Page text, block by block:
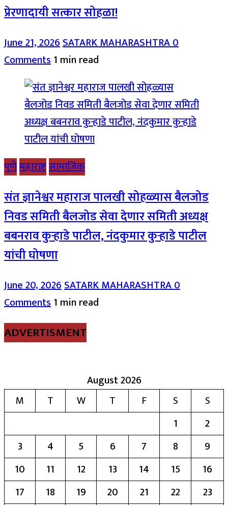
प्रेरणादायी सत्कार सोहळा!
June 21, 2026SATARK MAHARASHTRA0
Comments1 min read
पुणेमहाराष्ट्रसामाजिक
संत ज्ञानेश्वर महाराज पालखी सोहळ्यास बैलजोड
निवड समिती बैलजोड सेवा देणार समिती अध्यक्ष
बबनराव कुऱ्हाडे पाटील, नंदकुमार कुऱ्हाडे पाटील
यांची घोषणा
June 20, 2026SATARK MAHARASHTRA0
Comments1 min read
ADVERTISMENT
August 2026
M
T W T F S
S
1
2
3
4 5 6 7 8
9
10
11 12 13 14 15
16
17
18 19 20 21 22
23